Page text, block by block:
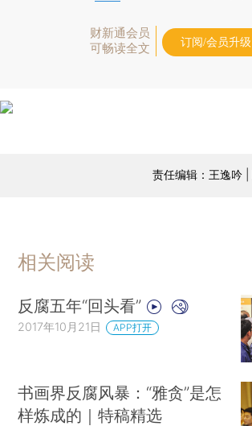
财新通会员
可畅读全文
订阅/会员升级
责任编辑：王逸吟
相关阅读
反腐五年“回头看”
2017年10月21日 APP打开
书画界反腐风暴：“雅贪”是怎
样炼成的｜特稿精选